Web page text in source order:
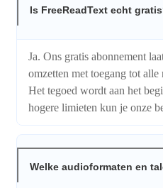
Is FreeReadText echt
Ja. Ons gratis abonnement
omzetten met toegang tot
Het tegoed wordt aan het
hogere limieten kun je onze
Welke audioformaten en